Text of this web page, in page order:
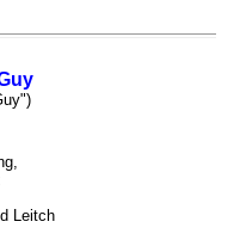
Leitch